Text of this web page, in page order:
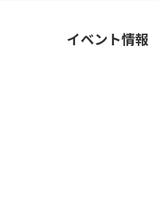
イベント情報